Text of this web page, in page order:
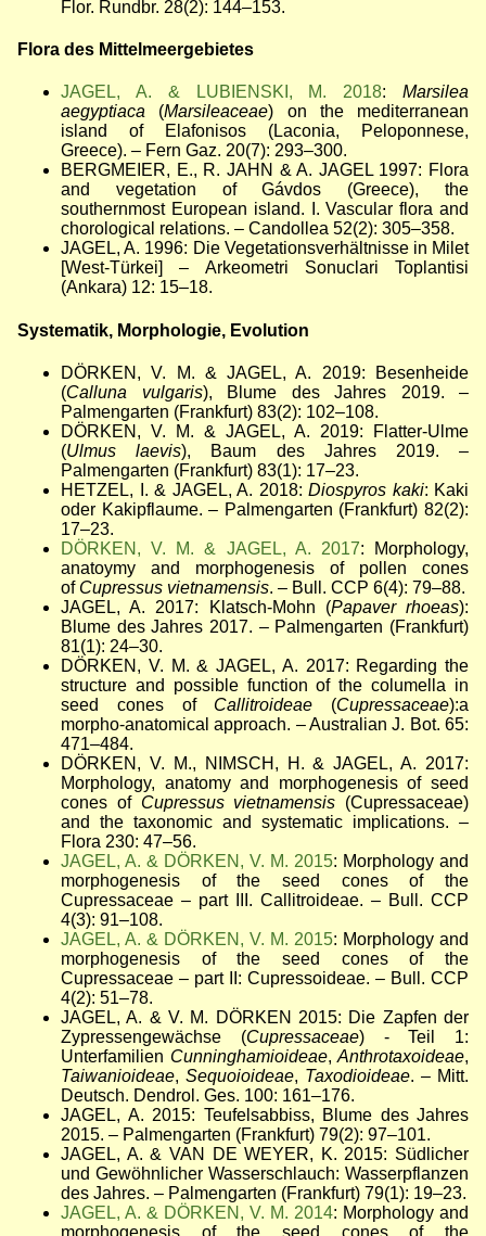
Flor. Rundbr. 28(2): 144–153.
Flora des Mittelmeergebietes
JAGEL, A. & LUBIENSKI, M. 2018:Marsilea
aegyptiaca (Marsileaceae) on the mediterranean
island of Elafonisos (Laconia, Peloponnese,
Greece). – Fern Gaz. 20(7): 293–300.
BERGMEIER, E., R. JAHN & A. JAGEL 1997: Flora
and vegetation of Gávdos (Greece), the
southernmost European island. I. Vascular flora and
chorological relations. – Candollea 52(2): 305–358.
JAGEL, A. 1996: Die Vegetationsverhältnisse in Milet
[West-Türkei] – Arkeometri Sonuclari Toplantisi
(Ankara) 12: 15–18.
Systematik, Morphologie, Evolution
DÖRKEN, V. M. & JAGEL, A. 2019: Besenheide
(Calluna vulgaris), Blume des Jahres 2019. –
Palmengarten (Frankfurt) 83(2): 102–108.
DÖRKEN, V. M. & JAGEL, A. 2019: Flatter-Ulme
(Ulmus laevis), Baum des Jahres 2019. –
Palmengarten (Frankfurt) 83(1): 17–23.
HETZEL, I. & JAGEL, A. 2018: Diospyros kaki: Kaki
oder Kakipflaume. – Palmengarten (Frankfurt) 82(2):
17–23.
DÖRKEN, V. M. & JAGEL, A. 2017: Morphology,
anatoymy and morphogenesis of pollen cones
of Cupressus vietnamensis. – Bull. CCP 6(4): 79–88.
JAGEL, A. 2017: Klatsch-Mohn (Papaver rhoeas):
Blume des Jahres 2017. – Palmengarten (Frankfurt)
81(1): 24–30.
DÖRKEN, V. M. & JAGEL, A. 2017: Regarding the
structure and possible function of the columella in
seed cones of Callitroideae (Cupressaceae):a
morpho-anatomical approach. –Australian J. Bot. 65:
471–484.
DÖRKEN, V. M., NIMSCH, H. & JAGEL, A. 2017:
Morphology, anatomy and morphogenesis of seed
cones of Cupressus vietnamensis (Cupressaceae)
and the taxonomic and systematic implications. –
Flora 230: 47–56.
JAGEL, A. & DÖRKEN, V. M. 2015: Morphology and
morphogenesis of the seed cones of the
Cupressaceae – part III. Callitroideae. – Bull. CCP
4(3): 91–108.
JAGEL, A. & DÖRKEN, V. M. 2015: Morphology and
morphogenesis of the seed cones of the
Cupressaceae – part II: Cupressoideae. – Bull. CCP
4(2): 51–78.
JAGEL, A. & V. M. DÖRKEN 2015: Die Zapfen der
Zypressengewächse (Cupressaceae) - Teil 1:
Unterfamilien Cunninghamioideae, Anthrotaxoideae,
Taiwanioideae, Sequoioideae, Taxodioideae. – Mitt.
Deutsch. Dendrol. Ges. 100: 161–176.
JAGEL, A. 2015: Teufelsabbiss, Blume des Jahres
2015. – Palmengarten (Frankfurt) 79(2): 97–101.
JAGEL, A. & VAN DE WEYER, K. 2015: Südlicher
und Gewöhnlicher Wasserschlauch: Wasserpflanzen
des Jahres. – Palmengarten (Frankfurt) 79(1): 19–23.
JAGEL, A. & DÖRKEN, V. M. 2014: Morphology and
morphogenesis of the seed cones of the